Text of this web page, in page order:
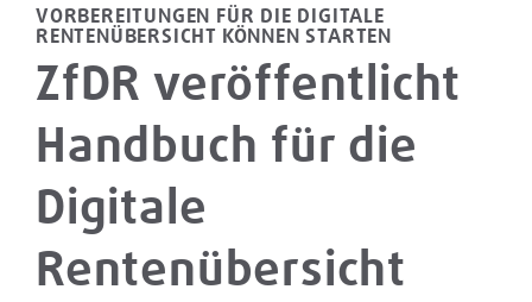
VORBEREITUNGEN FÜR DIE DIGITALE
RENTENÜBERSICHT KÖNNEN STARTEN
ZfDR veröffentlicht
Handbuch für die
Digitale
Rentenübersicht